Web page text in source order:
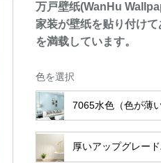
万戸壁纸(WanHu
家装が壁纸を贴り付け
を満载しています。
色を選択
7065水色（色が薄い
厚いアップグレー